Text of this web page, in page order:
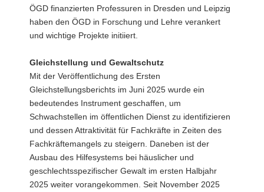
ÖGD finanzierten Professuren in Dresden und Leipzig
haben den ÖGD in Forschung und Lehre verankert
und wichtige Projekte initiiert.
Gleichstellung und Gewaltschutz
Mit der Veröffentlichung des Ersten
Gleichstellungsberichts im Juni 2025 wurde ein
bedeutendes Instrument geschaffen, um
Schwachstellen im öffentlichen Dienst zu identifizieren
und dessen Attraktivität für Fachkräfte in Zeiten des
Fachkräftemangels zu steigern. Daneben ist der
Ausbau des Hilfesystems bei häuslicher und
geschlechtsspezifischer Gewalt im ersten Halbjahr
2025 weiter vorangekommen. Seit November 2025